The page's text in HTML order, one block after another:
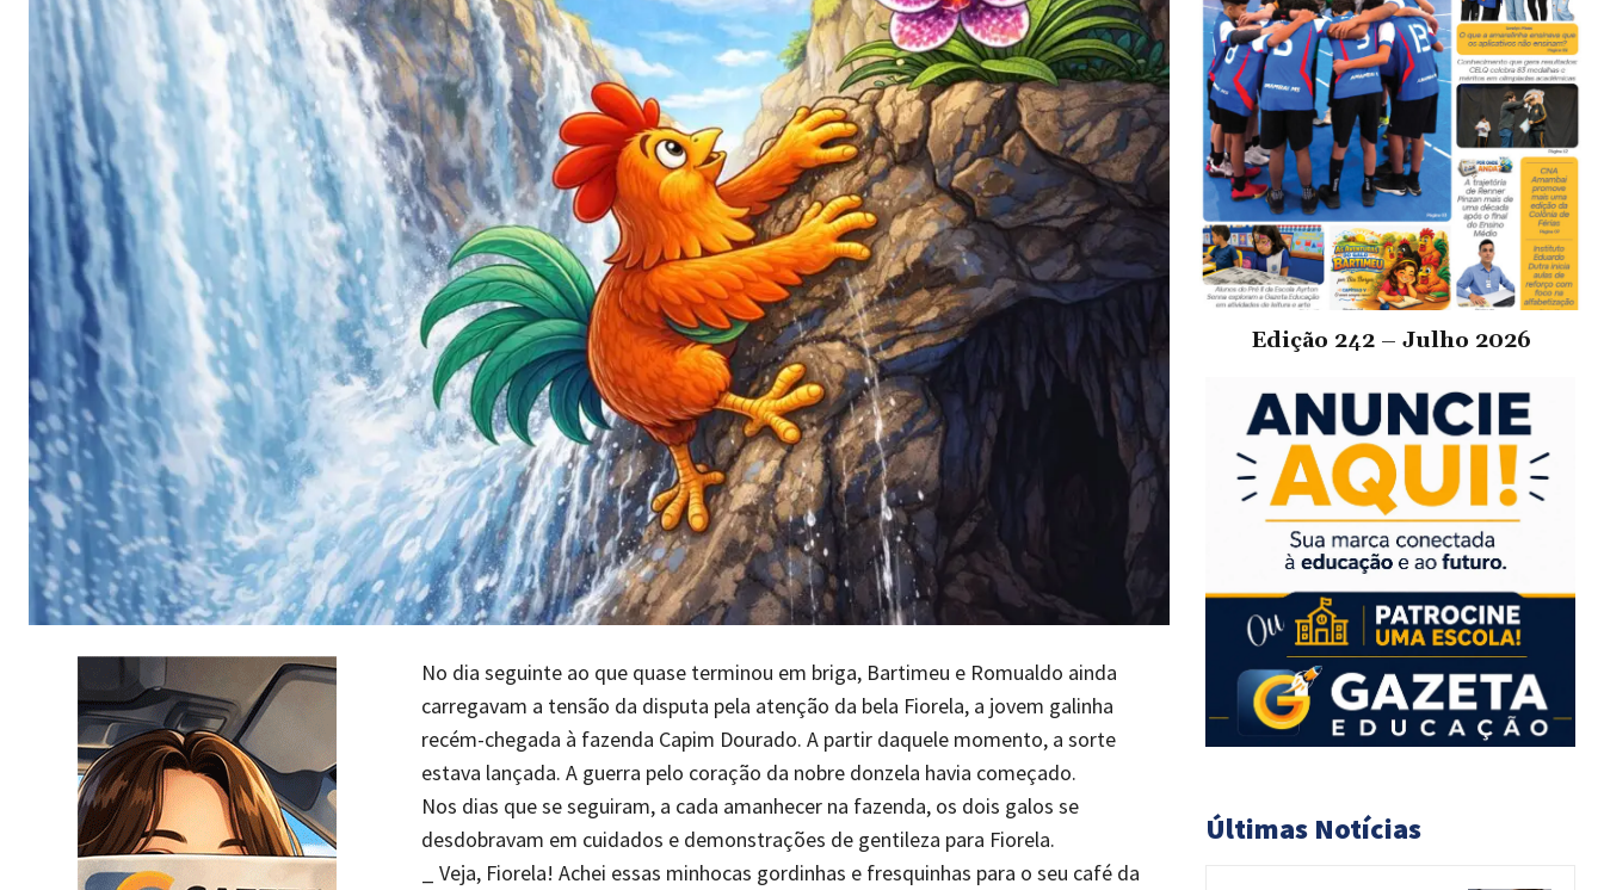
No dia seguinte ao que quase terminou em briga, Bartimeu e Romualdo ainda
carregavam a tensão da disputa pela atenção da bela Fiorela, a jovem galinha
recém-chegada à fazenda Capim Dourado. A partir daquele momento, a sorte
estava lançada. A guerra pelo coração da nobre donzela havia começado.
Nos dias que se seguiram, a cada amanhecer na fazenda, os dois galos se
desdobravam em cuidados e demonstrações de gentileza para Fiorela.
_ Veja, Fiorela! Achei essas minhocas gordinhas e fresquinhas para o seu café da
Edição 242 – Julho 2026
Últimas Notícias